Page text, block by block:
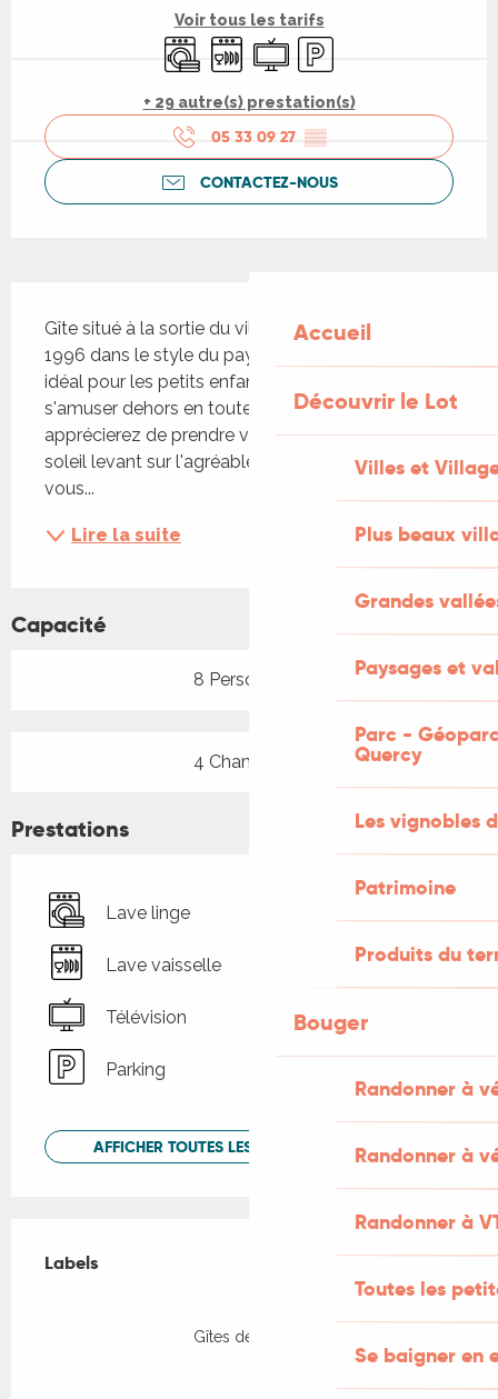
Accueil
Découvrir le Lot
Villes et
Plus beaux
Grandes
Paysages et
Parc -
Quercy
Les vignobles
Patrimoine
Produits du
Bouger
Randonner à
Randonner à
Randonner à
Toutes les
Se baigner en
Voir tous les tarifs
Lave lingeLave vaisselle
Télévision
Parking
+ 29 autre(s) prestation(s)
05 33 09 27 ▒▒
CONTACTEZ-NOUS
Gîte situé à la sortie du village et construit en
1996 dans le style du pays avec un terrain clos,
idéal pour les petits enfants qui souhaiteraient
s'amuser dehors en toute tranquillité. L'été, vous
apprécierez de prendre votre petit déjeuner au
soleil levant sur l'agréable terrasse couverte,
vous...
Lire la suite
Capacité
8 Personne(s)
4 Chambre(s)
Prestations
Lave linge
Lave vaisselle
Télévision
Parking
AFFICHER TOUTES LES PRESTATIONS
Labels
Labels
Gîtes de France